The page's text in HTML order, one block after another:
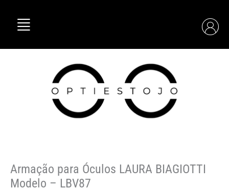
content
Armação para Óculos LAURA BIAGIOTTI
Modelo – LBV87
de
Armação